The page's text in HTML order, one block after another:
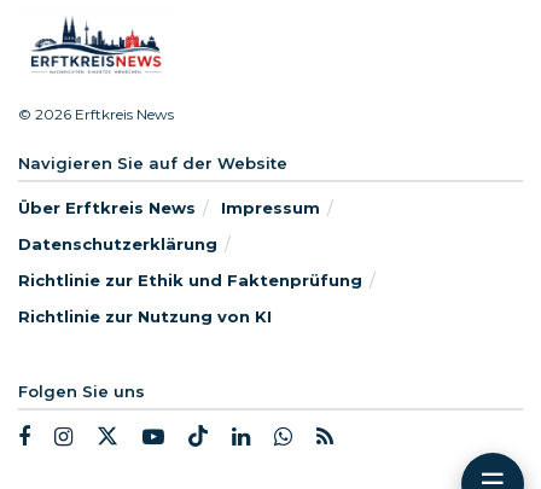
© 2026 Erftkreis News
Navigieren Sie auf der Website
Über Erftkreis News
Impressum
Datenschutzerklärung
Richtlinie zur Ethik und Faktenprüfung
Richtlinie zur Nutzung von KI
Folgen Sie uns